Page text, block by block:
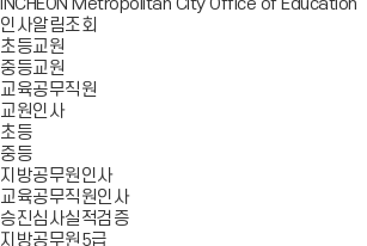
INCHEON Metropolitan City Office of Education
인사알림조회
초등교원
중등교원
교육공무직원
교원인사
초등
중등
지방공무원인사
교육공무직원인사
승진심사실적검증
지방공무원5급